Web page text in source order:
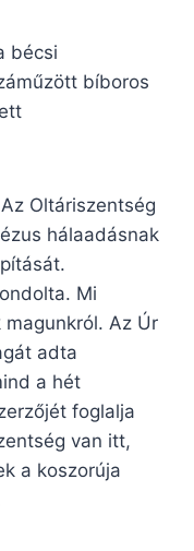
bécsi
bíboros
Oltáriszentség
hálaadásnak
Mi
Az Úr
adta
a hét
foglalja
van itt,
a koszorúja